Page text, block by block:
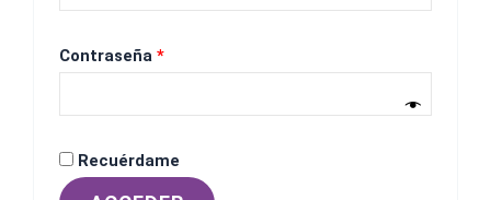
Contraseña *
Recuérdame